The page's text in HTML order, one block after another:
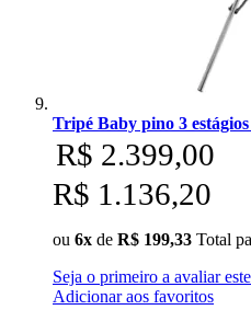
Tripé Baby pino 3
R$ 2.399,00
R$ 1.136,20
ou 6x de R$ 199,33 Total
Seja o primeiro a avaliar
Adicionar aos favoritos